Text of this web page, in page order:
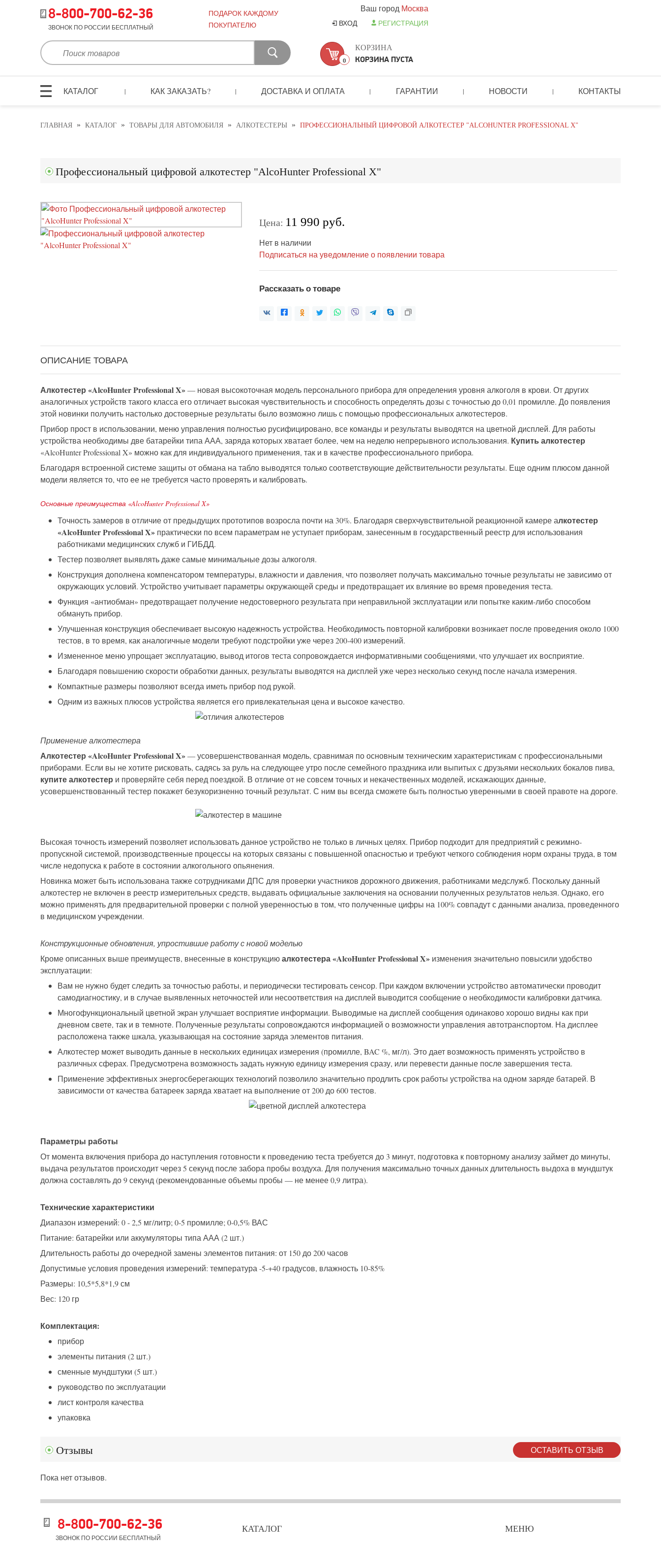
8-800-700-62-36
ЗВОНОК ПО РОССИИ БЕСПЛАТНЫЙ
ПОДАРОК КАЖДОМУ
ПОКУПАТЕЛЮ
Ваш город Москва
ВХОД РЕГИСТРАЦИЯ
0
КОРЗИНА
КОРЗИНА ПУСТА
КАТАЛОГ | КАК ЗАКАЗАТЬ? | ДОСТАВКА И ОПЛАТА | ГАРАНТИИ | НОВОСТИ | КОНТАКТЫ
ГЛАВНАЯ » КАТАЛОГ » ТОВАРЫ ДЛЯ АВТОМОБИЛЯ » АЛКОТЕСТЕРЫ » ПРОФЕССИОНАЛЬНЫЙ ЦИФРОВОЙ АЛКОТЕСТЕР "ALCOHUNTER PROFESSIONAL X"
Профессиональный цифровой алкотестер "AlcoHunter Professional X"
Цена: 11 990 руб.
Нет в наличии
Подписаться на уведомление о появлении товара
Рассказать о товаре
ОПИСАНИЕ ТОВАРА
Алкотестер «AlcoHunter Professional X»— новая высокоточная модель персонального прибора для определения уровня алкоголя в крови. От других
аналогичныхустройств такого класса его отличает высокая чувствительность и способность определять дозы с точностью до0,01 промилле. До появления
этой новинки получить настолько достоверные результаты было возможно лишьс помощью профессиональных алкотестеров.
Прибор прост в использовании, меню управления полностью русифицировано, все команды и результаты выводятся на цветной дисплей. Для работы
устройства необходимы две батарейки типа ААА, заряда которых хватает более, чем на неделю непрерывного использования. Купить алкотестер
«AlcoHunter Professional X» можно как для индивидуального применения, так и в качестве профессионального прибора.
Благодаря встроенной системе защиты от обмана на табло выводятся только соответствующие действительности результаты. Еще одним плюсом данной
модели является то, что ее не требуется часто проверять и калибровать.
Основные преимущества «AlcoHunter Professional X»
Точность замеров в отличие от предыдущих прототипов возросла почти на 30%. Благодаря сверхчувствительной реакционной камере алкотестер
«AlcoHunter Professional X» практически по всем параметрам не уступает приборам, занесенным в государственный реестр для использования
работниками медицинских служб и ГИБДД.
Тестер позволяет выявлять даже самые минимальные дозы алкоголя.
Конструкция дополнена компенсатором температуры, влажности и давления, что позволяет получать максимально точные результаты не зависимо от
окружающих условий. Устройство учитывает параметры окружающей среды и предотвращает их влияние во время проведения теста.
Функция «антиобман» предотвращает получение недостоверного результата при неправильной эксплуатации или попытке каким-либо способом
обмануть прибор.
Улучшенная конструкция обеспечивает высокую надежность устройства. Необходимость повторной калибровки возникает после проведения около 1000
тестов, в то время, как аналогичные модели требуют подстройки уже через 200-400 измерений.
Измененное меню упрощает эксплуатацию, вывод итогов теста сопровождается информативными сообщениями, что улучшает их восприятие.
Благодаря повышению скорости обработки данных, результаты выводятся на дисплей уже через несколько секунд после начала измерения.
Компактные размеры позволяют всегда иметь прибор под рукой.
Одним из важных плюсов устройства является его привлекательная цена и высокое качество.
Применение алкотестера
Алкотестер «AlcoHunter Professional X»— усовершенствованная модель, сравнимая по основным техническим характеристикам с профессиональными
приборами. Если вы не хотите рисковать, садясь за руль на следующее утро послесемейного праздника или выпитых с друзьями нескольких бокалов пива,
купите алкотестер и проверяйте себя перед поездкой. В отличие от не совсем точных и некачественных моделей, искажающих данные,
усовершенствованный тестер покажет безукоризненно точный результат. С ним вы всегда сможете быть полностью уверенными в своей правоте на дороге.
Высокая точность измерений позволяет использовать данное устройство не только в личных целях. Прибор подходит для предприятий с режимно-
пропускной системой, производственные процессы на которых связаны с повышенной опасностью и требуют четкого соблюдения норм охраны труда, в том
числе недопуска к работе в состоянии алкогольного опьянения.
Новинка может быть использована также сотрудниками ДПС для проверки участников дорожного движения, работниками медслужб. Поскольку данный
алкотестер не включен в реестр измерительных средств, выдавать официальные заключения на основании полученных результатов нельзя. Однако, его
можно применять для предварительной проверки с полной уверенностью в том, что полученные цифры на 100% совпадут с данными анализа, проведенного
в медицинском учреждении.
Конструкционные обновления, упростившие работу с новой моделью
Кроме описанных выше преимуществ, внесенные в конструкциюалкотестера«AlcoHunter Professional X» изменения значительно повысили удобство
эксплуатации:
Вам не нужно будет следить за точностью работы, и периодически тестировать сенсор. При каждом включении устройство автоматически проводит
самодиагностику, и в случае выявленных неточностей или несоответствия на дисплей выводится сообщение о необходимости калибровки датчика.
Многофункциональный цветной экран улучшает восприятие информации. Выводимые на дисплей сообщения одинаково хорошо видны как при
дневном свете, так и в темноте. Полученные результаты сопровождаются информацией о возможности управления автотранспортом. На дисплее
расположена также шкала, указывающая на состояние заряда элементов питания.
Алкотестер может выводить данные в нескольких единицах измерения (промилле, BAC %, мг/л). Это дает возможность применять устройство в
различных сферах. Предусмотрена возможность задать нужную единицу измерения сразу, или перевести данные после завершения теста.
Применениеэффективных энергосберегающих технологий позволило значительно продлитьсрок работы устройства на одном заряде батарей. В
зависимости от качества батареек заряда хватает на выполнение от 200 до 600 тестов.
Параметры работы
От момента включения прибора до наступления готовности к проведению теста требуется до 3 минут, подготовка к повторному анализу займет до минуты,
выдача результатов происходит через 5 секунд после забора пробы воздуха. Для получения максимально точных данных длительность выдоха в мундштук
должна составлять до 9 секунд (рекомендованные объемы пробы — не менее 0,9 литра).
Технические характеристики
Диапазон измерений: 0 - 2,5 мг/литр; 0-5 промилле; 0-0,5% ВАС
Питание: батарейки или аккумуляторы типа ААА (2 шт.)
Длительность работы до очередной замены элементов питания: от 150 до 200 часов
Допустимые условия проведения измерений: температура -5-+40 градусов, влажность 10-85%
Размеры: 10,5*5,8*1,9 см
Вес: 120 гр
Комплектация:
прибор
элементы питания (2 шт.)
сменные мундштуки (5 шт.)
руководство по эксплуатации
лист контроля качества
упаковка
Отзывы ОСТАВИТЬ ОТЗЫВ
Пока нет отзывов.
8-800-700-62-36
ЗВОНОК ПО РОССИИ БЕСПЛАТНЫЙ
КАТАЛОГ МЕНЮ